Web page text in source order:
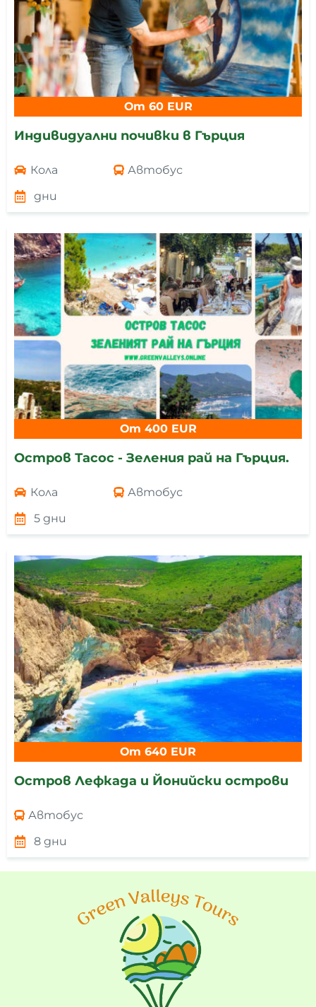
От 60 EUR
Индивидуални почивки в Гърция
Кола
Автобус
дни
От 400 EUR
Остров Тасос - Зеления рай на Гърция.
Кола
Автобус
5 дни
От 640 EUR
Остров Лефкада и Йонийски острови
Автобус
8 дни